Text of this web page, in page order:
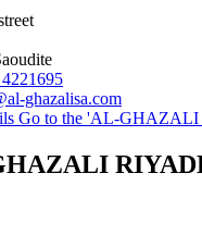
ghazalisa.com
Go to the 'AL-